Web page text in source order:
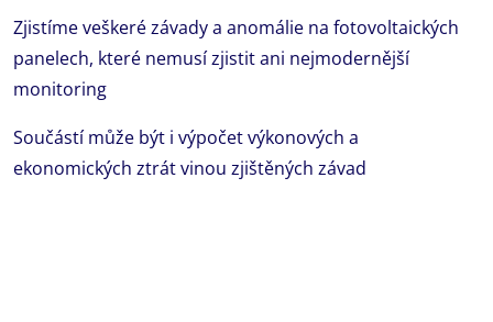
Zjistíme veškeré závady a anomálie na fotovoltaických
panelech, které nemusí zjistit ani nejmodernější
monitoring
Součástí může být i výpočet výkonových a
ekonomických ztrát vinou zjištěných závad